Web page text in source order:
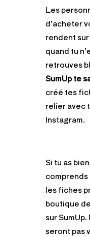
Les
d’acheter
rendent
quand tu
retrouves
SumUp te
créé tes
relier avec
Instagram.
Si tu as
les fiches
boutique
sur
seront pas